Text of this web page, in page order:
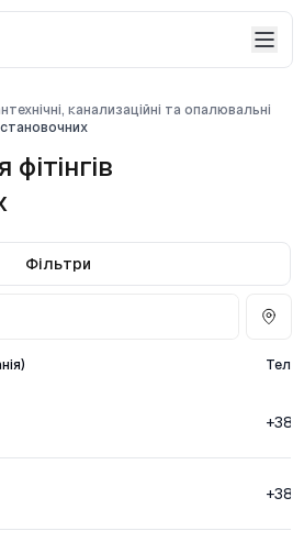
канализаційні та опалювальні
Фільтри